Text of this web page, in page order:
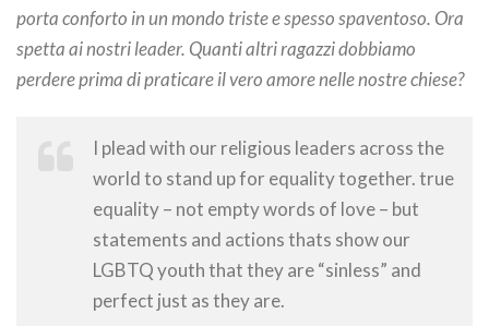
porta conforto in un mondo triste e spesso spaventoso. Ora
spetta ai nostri leader. Quanti altri ragazzi dobbiamo
perdere prima di praticare il vero amore nelle nostre chiese?
I plead with our religious leaders across the
world to stand up for equality together. true
equality – not empty words of love – but
statements and actions thats show our
LGBTQ youth that they are “sinless” and
perfect just as they are.